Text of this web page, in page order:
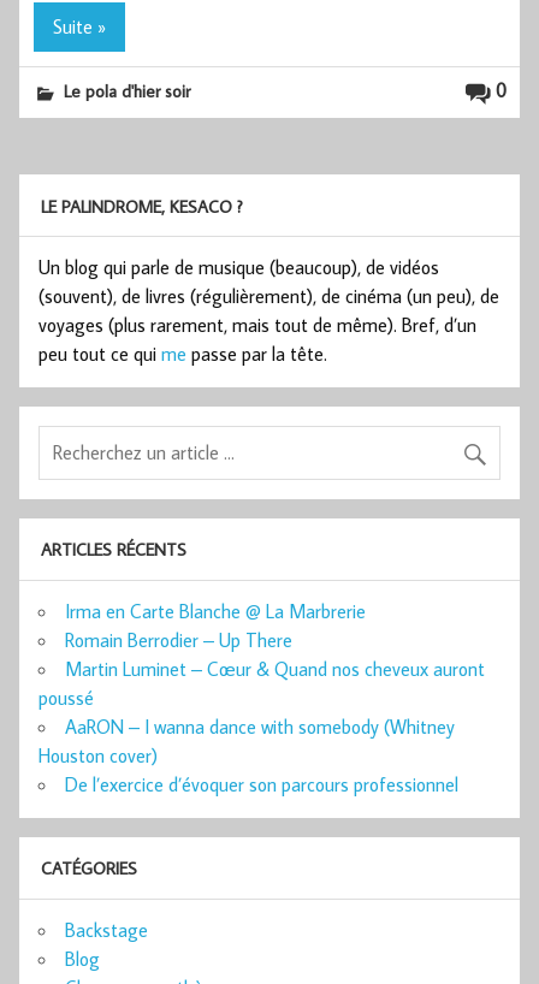
Suite »
0
Le pola d'hier soir
LE PALINDROME, KESACO ?
Un blog qui parle de musique (beaucoup), de vidéos
(souvent), de livres (régulièrement), de cinéma (un peu), de
voyages (plus rarement, mais tout de même). Bref, d’un
peu tout ce qui me passe par la tête.
ARTICLES RÉCENTS
Irma en Carte Blanche @ La Marbrerie
Romain Berrodier – Up There
Martin Luminet – Cœur & Quand nos cheveux auront
poussé
AaRON – I wanna dance with somebody (Whitney
Houston cover)
De l’exercice d’évoquer son parcours professionnel
CATÉGORIES
Backstage
Blog